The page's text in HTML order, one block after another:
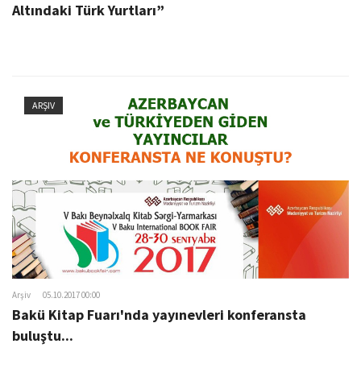
Altındaki Türk Yurtları”
ARŞIV
Arşiv 05.10.2017 00:00
Bakü Kitap Fuarı'nda yayınevleri konferansta
buluştu...